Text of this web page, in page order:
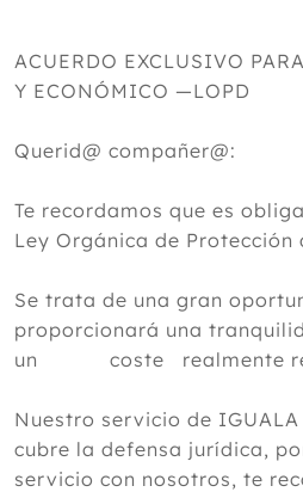
ACUERDO EXCLUSIVO
Y ECONÓMICO —LOPD
Querid@ compañer@:
Te recordamos que es
Ley Orgánica de Protección
Se trata de una gran
proporcionará una
un coste realmente
Nuestro servicio de IGUALA
cubre la defensa jurídica,
servicio con nosotros, te